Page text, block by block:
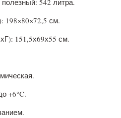
542 литра.
198×80×72,5 см.
151,5х69х55 см.
+6°C.